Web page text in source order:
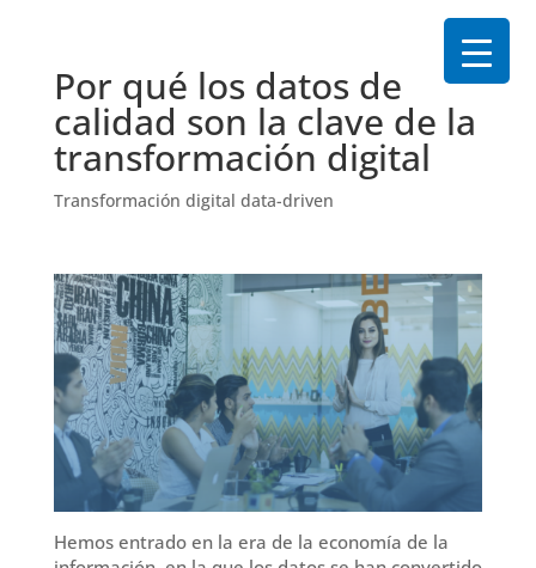
Por qué los datos de
calidad son la clave de la
transformación digital
Transformación digital data-driven
Hemos entrado en la era de la economía de la